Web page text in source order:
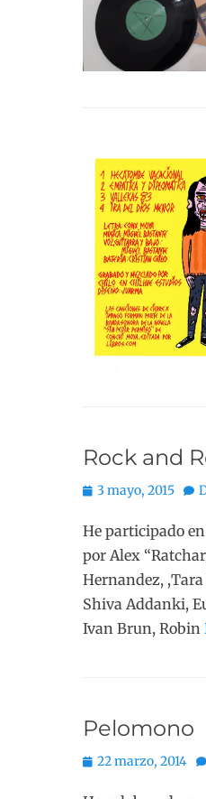
Rock and
Publicado
3 mayo, 2015
He participado
por Alex
Hernandez, ,Tara
Shiva Addanki,
Ivan Brun, Robin
Pelomono
Publicado
22 marzo, 2014